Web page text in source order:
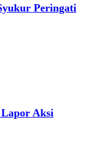
Peringati
Aksi